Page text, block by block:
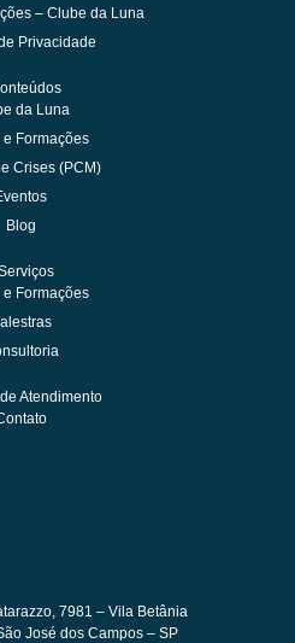
– Clube da Luna
Privacidade
da Luna
Formações
Crises (PCM)
Blog
Formações
Atendimento
7981 – Vila Betânia
José dos Campos – SP